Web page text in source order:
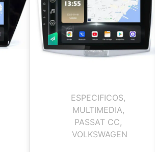
ESPECIFICOS,
MULTIMEDIA,
PASSAT CC,
VOLKSWAGEN